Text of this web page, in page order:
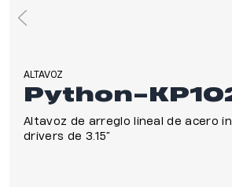
ALTAVOZ
Python-
Altavoz de arreglo lineal de acero
drivers de 3.15”